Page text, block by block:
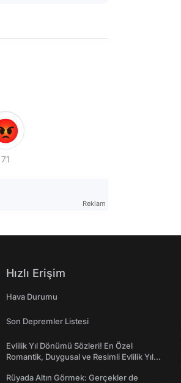
71
Reklam
Hızlı Erişim
Hava Durumu
Son Depremler Listesi
Evlilik Yıl Dönümü Sözleri! En Özel
Romantik, Duygusal ve Resimli Evlilik Yıl
Rüyada Altın Görmek: Gerçekler de